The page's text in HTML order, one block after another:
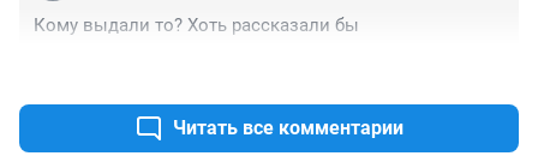
Кому выдали то? Хоть рассказали бы
Читать все комментарии